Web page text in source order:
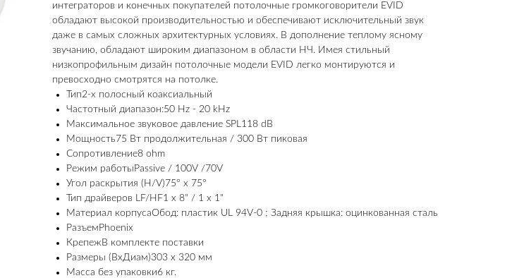
интеграторов и конечных покупателей потолочные громкоговорители EVID
обладают высокой производительностью и обеспечивают исключительный звук
даже в самых сложных архитектурных условиях. В дополнение теплому ясному
звучанию, обладают широким диапазоном в области НЧ. Имея стильный
низкопрофильным дизайн потолочные модели EVID легко монтируются и
превосходно смотрятся на потолке.
Тип2-х полосный коаксиальный
Частотный диапазон:50 Hz - 20 kHz
Максимальное звуковое давление SPL118 dB
Мощность75 Вт продолжительная / 300 Вт пиковая
Сопротивление8 ohm
Режим работыPassive / 100V /70V
Угол раскрытия (H/V)75° x 75°
Тип драйверов LF/HF1 x 8" / 1 x 1"
Материал корпусаОбод: пластик UL 94V-0 ; Задняя крышка: оцинкованная сталь
РазъемPhoenix
КрепежВ комплекте поставки
Размеры (ВхДиам)303 х 320 мм
Масса без упаковки6 кг.